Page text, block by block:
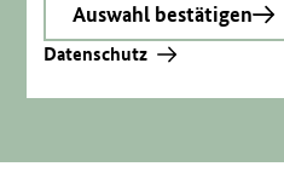
Auswahl bestätigen
Datenschutz